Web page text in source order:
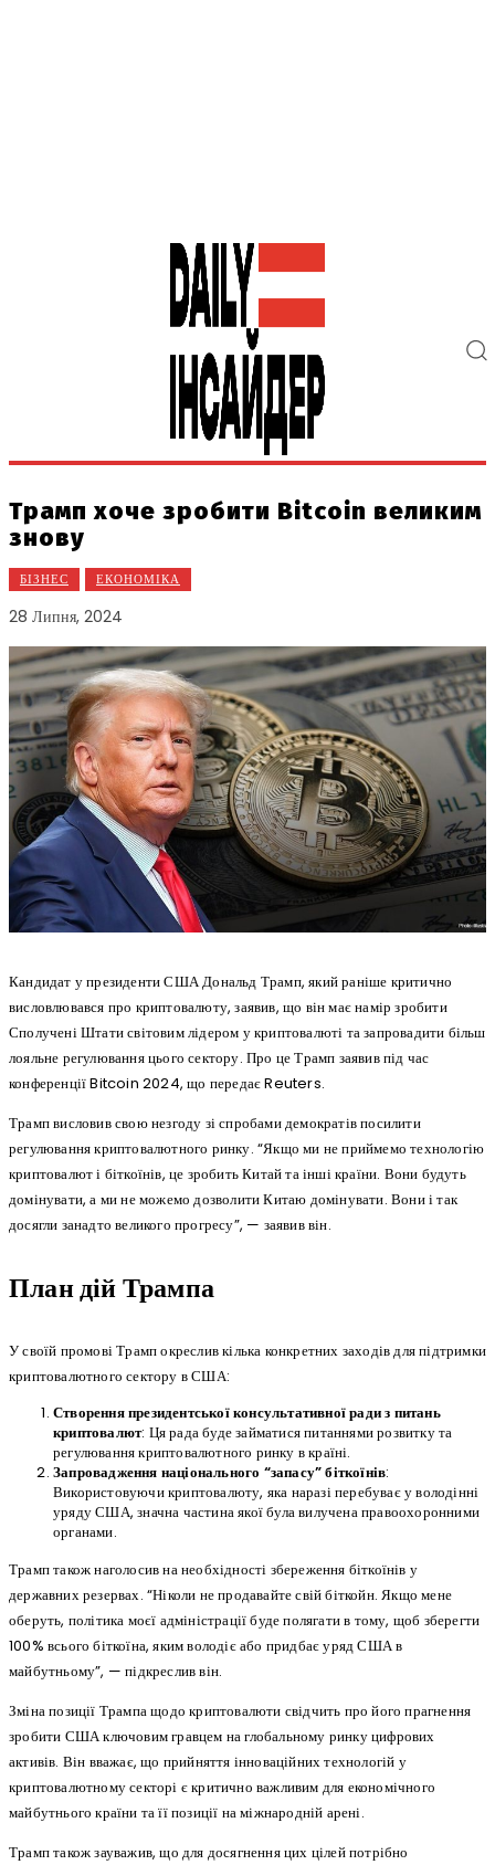
Трамп хоче зробити Bitcoin великим
знову
БІЗНЕС ЕКОНОМІКА
28 Липня, 2024
Кандидат у президенти США Дональд Трамп, який раніше критично
висловлювався про криптовалюту, заявив, що він має намір зробити
Сполучені Штати світовим лідером у криптовалюті та запровадити більш
лояльне регулювання цього сектору. Про це Трамп заявив під час
конференції Bitcoin 2024, що передає Reuters.
Трамп висловив свою незгоду зі спробами демократів посилити
регулювання криптовалютного ринку. “Якщо ми не приймемо технологію
криптовалют і біткоїнів, це зробить Китай та інші країни. Вони будуть
домінувати, а ми не можемо дозволити Китаю домінувати. Вони і так
досягли занадто великого прогресу”, — заявив він.
План дій Трампа
У своїй промові Трамп окреслив кілька конкретних заходів для підтримки
криптовалютного сектору в США:
Створення президентської консультативної ради з питань
криптовалют: Ця рада буде займатися питаннями розвитку та
регулювання криптовалютного ринку в країні.
Запровадження національного “запасу” біткоїнів:
Використовуючи криптовалюту, яка наразі перебуває у володінні
уряду США, значна частина якої була вилучена правоохоронними
органами.
Трамп також наголосив на необхідності збереження біткоїнів у
державних резервах. “Ніколи не продавайте свій біткойн. Якщо мене
оберуть, політика моєї адміністрації буде полягати в тому, щоб зберегти
100% всього біткоїна, яким володіє або придбає уряд США в
майбутньому”, — підкреслив він.
Зміна позиції Трампа щодо криптовалюти свідчить про його прагнення
зробити США ключовим гравцем на глобальному ринку цифрових
активів. Він вважає, що прийняття інноваційних технологій у
криптовалютному секторі є критично важливим для економічного
майбутнього країни та її позиції на міжнародній арені.
Трамп також зауважив, що для досягнення цих цілей потрібно